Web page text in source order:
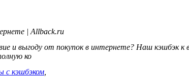
| Allback.ru
и выгоду от покупок в интернете? Наш
ко
с кэшбэком